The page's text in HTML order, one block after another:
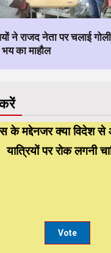
ने राजद नेता पर चलाई
भय का माहौल
के मद्देनजर क्या विदेश
यात्रियों पर रोक लगनी